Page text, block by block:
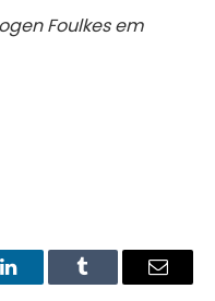
Foulkes em
LinkedInTumblr Email